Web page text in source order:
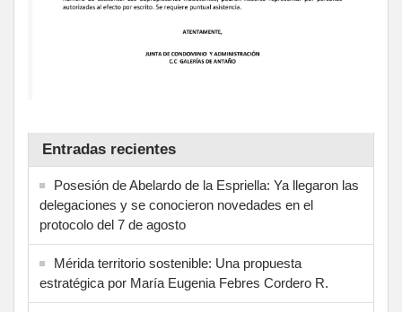
Entradas recientes
Posesión de Abelardo de la Espriella: Ya llegaron las
delegaciones y se conocieron novedades en el
protocolo del 7 de agosto
Mérida territorio sostenible: Una propuesta
estratégica por María Eugenia Febres Cordero R.